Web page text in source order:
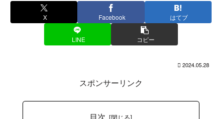
X Facebook はてブ
LINE コピー
2024.05.28
スポンサーリンク
目次